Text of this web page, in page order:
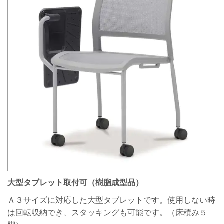
大型タブレット取付可（樹脂成型品）
Ａ３サイズに対応した大型タブレットです。使用しない時
は回転収納でき、スタッキングも可能です。（床積み５